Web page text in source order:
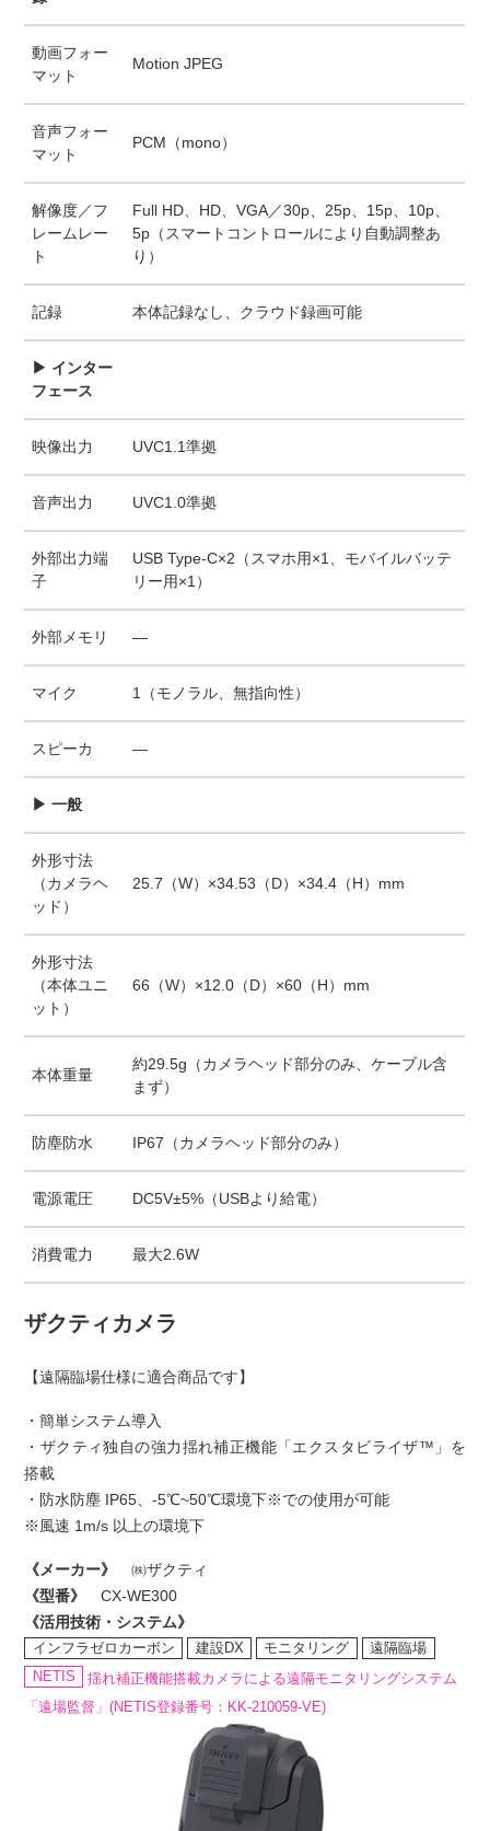
動画フォー
マット
Motion JPEG
音声フォー
マット
PCM（mono）
解像度／フ
レームレー
ト
Full HD、HD、VGA／30p、25p、15p、10p、
5p（スマートコントロールにより自動調整あ
り）
記録 本体記録なし、クラウド録画可能
▶ インター
フェース
映像出力 UVC1.1準拠
音声出力 UVC1.0準拠
外部出力端
子
USB Type-C×2（スマホ用×1、モバイルバッテ
リー用×1）
外部メモリ —
マイク 1（モノラル、無指向性）
スピーカ —
▶ 一般
外形寸法
（カメラヘ
ッド）
25.7（W）×34.53（D）×34.4（H）mm
外形寸法
（本体ユニ
ット）
66（W）×12.0（D）×60（H）mm
本体重量
約29.5g（カメラヘッド部分のみ、ケーブル含
まず）
防塵防水 IP67（カメラヘッド部分のみ）
電源電圧 DC5V±5%（USBより給電）
消費電力 最大2.6W
ザクティカメラ
【遠隔臨場仕様に適合商品です】
・簡単システム導入
・ザクティ独自の強力揺れ補正機能「エクスタビライザ™」を
搭載
・防水防塵 IP65、-5℃~50℃環境下※での使用が可能
※風速 1m/s 以上の環境下
《メーカー》
㈱ザクティ
《型番》
CX-WE300
《活用技術・システム》
インフラゼロカーボン 建設DX モニタリング
遠隔臨場
NETIS
揺れ補正機能搭載カメラによる遠隔モニタリングシステム
「遠場監督」(NETIS登録番号：KK-210059-VE)